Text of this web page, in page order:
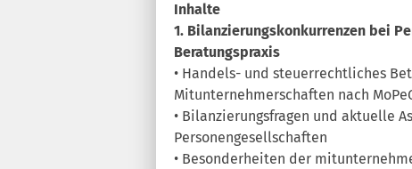
Inhalte
1. Bilanzierungskonkurrenzen bei
Beratungspraxis
• Handels- und steuerrechtliches
Mitunternehmerschaften nach
• Bilanzierungsfragen und aktuelle
Personengesellschaften
• Besonderheiten der